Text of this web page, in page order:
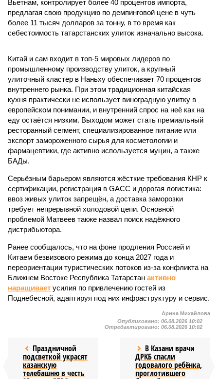
Вьетнам, контролирует более 40 процентов импорта,
предлагая свою продукцию по демпинговой цене в чуть
более 11 тысяч долларов за тонну, в то время как
себестоимость татарстанских улиток изначально высока.
Китай и сам входит в топ-5 мировых лидеров по
промышленному производству улиток, а крупный
улиточный кластер в Наньху обеспечивает 70 процентов
внутреннего рынка. При этом традиционная китайская
кухня практически не использует виноградную улитку в
европейском понимании, и внутренний спрос на неё как на
еду остаётся низким. Выходом может стать премиальный
ресторанный сегмент, специализированное питание или
экспорт замороженного сырья для косметологии и
фармацевтики, где активно используется муцин, а также
БАДы.
Серьёзным барьером являются жёсткие требования КНР к
сертификации, регистрация в GACC и дорогая логистика:
ввоз живых улиток запрещён, а доставка заморозки
требует непрерывной холодовой цепи. Основной
проблемой Матвеев также назвал поиск надёжного
дистрибьютора.
Ранее сообщалось, что на фоне продления Россией и
Китаем безвизового режима до конца 2027 года и
переориентации туристических потоков из-за конфликта на
Ближнем Востоке Республика Татарстан активно
наращивает усилия по привлечению гостей из
Поднебесной, адаптируя под них инфраструктуру и сервис.
Арина Михайлова
Опубликовано: 06.08.2026 10:02
Отредактировано: 06.08.2026 10:02
Праздничной
подсветкой украсят
казанскую
телебашню в честь
В Казани врачи
ДРКБ спасли
годовалого ребёнка,
проглотившего